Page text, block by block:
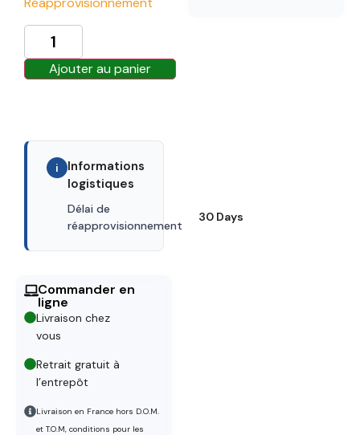
Ajouter au panier
i
Informations
logistiques
Délai de
réapprovisionnement
30 Days
Commander en
ligne
Livraison chez
vous
Retrait gratuit à
l’entrepôt
Livraison en France hors D.O.M.
et T.O.M, conditions pour les